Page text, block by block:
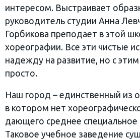
интересом. Выстраивает
руководитель студии Анна
Горбикова преподает в этой
хореографии. Все эти чистые
надежду на развитие, но с
просто.
Наш город – единственный из
в котором нет
дающего среднее специальное
Таковое учебное заведение